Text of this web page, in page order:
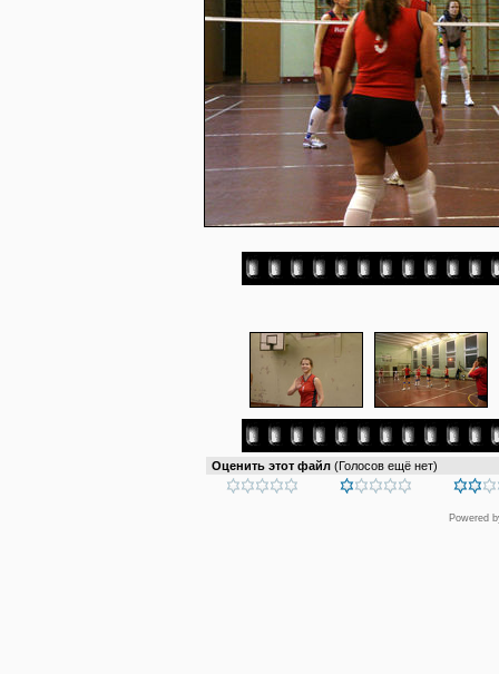
Оценить этот файл (Голосов ещё нет)
Powered